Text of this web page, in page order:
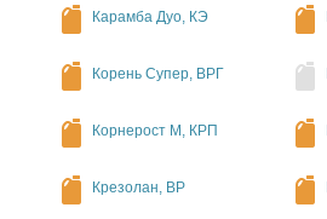
Карамба Дуо, КЭ
Корень Супер, ВРГ
Корнерост М, КРП
Крезолан, ВР